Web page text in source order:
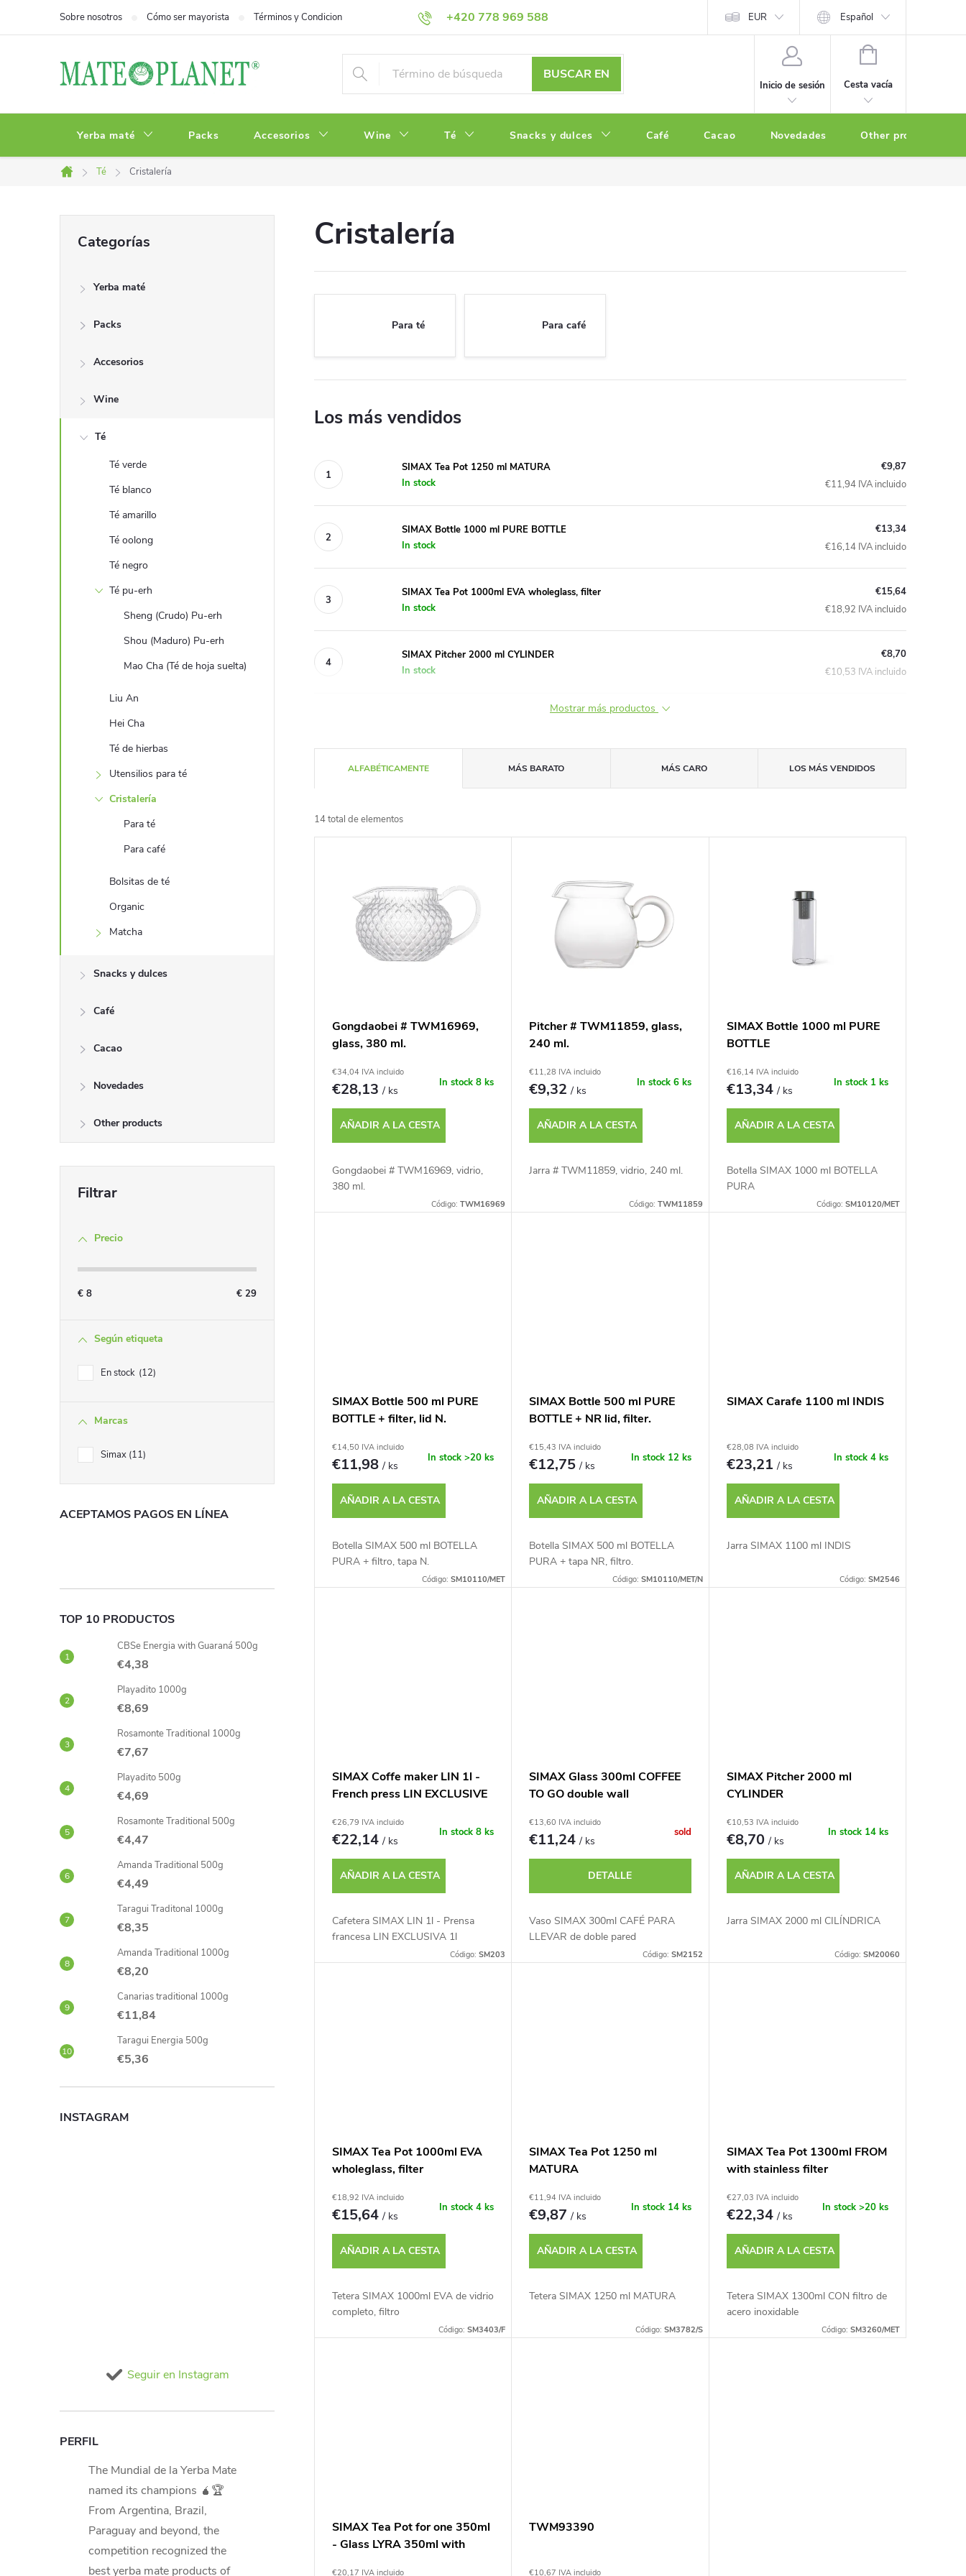
+420 778 969 588
Sobre nosotros Cómo ser mayorista Términos y Condiciones Política de Privacidad EUR Español
BUSCAR EN
Inicio de sesión
CESTA
LA
Cesta vacía
Yerba maté Packs Accesorios Wine Té Snacks y dulces Café Cacao Novedades Other products
Inicio
Té Cristalería
l
categorías
Categorías
Yerba maté
Packs
Accesorios
Wine
Té
Té verde
Té blanco
Té amarillo
Té oolong
Té negro
Té pu-erh
Sheng (Crudo) Pu-erh
Shou (Maduro) Pu-erh
Mao Cha (Té de hoja suelta)
Liu An
Hei Cha
Té de hierbas
Utensilios para té
Cristalería
Para té
Para café
Bolsitas de té
Organic
Matcha
Snacks y dulces
Café
Cacao
Novedades
Other products
Precio
€ 8 € 29
Según etiqueta
En stock 12
Marcas
Simax 11
ACEPTAMOS PAGOS EN LÍNEA
TOP 10 PRODUCTOS
CBSe Energia with Guaraná 500g
€4,38
Playadito 1000g
€8,69
Rosamonte Traditional 1000g
€7,67
Playadito 500g
€4,69
Rosamonte Traditional 500g
€4,47
Amanda Traditional 500g
€4,49
Taragui Traditonal 1000g
€8,35
Amanda Traditional 1000g
€8,20
Canarias traditional 1000g
€11,84
Taragui Energia 500g
€5,36
INSTAGRAM
Seguir en Instagram
PERFIL
The Mundial de la Yerba Mate
named its champions 🧉🏆
From Argentina, Brazil,
Paraguay and beyond, the
competition recognized the
best yerba mate products of
Cristalería
Para té Para café
Los más vendidos
SIMAX Tea Pot 1250 ml MATURA
In stock
€9,87
€11,94 IVA incluido
SIMAX Bottle 1000 ml PURE BOTTLE
In stock
€13,34
€16,14 IVA incluido
SIMAX Tea Pot 1000ml EVA wholeglass, filter
In stock
€15,64
€18,92 IVA incluido
SIMAX Pitcher 2000 ml CYLINDER
In stock
€8,70
€10,53 IVA incluido
Mostrar más productos
l
a
s
ALFABÉTICAMENTE MÁS BARATO MÁS CARO LOS MÁS VENDIDOS
14total de elementos
d
Gongdaobei # TWM16969,
glass, 380 ml.
€34,04 IVA incluido
€28,13/ ks
In stock8 ks
AÑADIR A LA CESTA
Gongdaobei # TWM16969, vidrio,
380 ml.
Código:TWM16969
Pitcher # TWM11859, glass,
240 ml.
€11,28 IVA incluido
€9,32/ ks
In stock 6 ks
AÑADIR A LA CESTA
Jarra # TWM11859, vidrio, 240 ml.
Código: TWM11859
SIMAX Bottle 1000 ml PURE
BOTTLE
€16,14 IVA incluido
€13,34/ ks
In stock 1 ks
AÑADIR A LA CESTA
Botella SIMAX 1000 ml BOTELLA
PURA
Código: SM10120/MET
SIMAX Bottle 500 ml PURE
BOTTLE + filter, lid N.
€14,50 IVA incluido
€11,98/ ks
In stock>20 ks
AÑADIR A LA CESTA
Botella SIMAX 500 ml BOTELLA
PURA + filtro, tapa N.
Código:SM10110/MET
SIMAX Bottle 500 ml PURE
BOTTLE + NR lid, filter.
€15,43 IVA incluido
€12,75/ ks
In stock 12 ks
AÑADIR A LA CESTA
Botella SIMAX 500 ml BOTELLA
PURA + tapa NR, filtro.
Código: SM10110/MET/N
SIMAX Carafe 1100 ml INDIS
€28,08 IVA incluido
€23,21/ ks
In stock 4 ks
AÑADIR A LA CESTA
Jarra SIMAX 1100 ml INDIS
Código: SM2546
SIMAX Coffe maker LIN 1l -
French press LIN EXCLUSIVE
€26,79 IVA incluido
€22,14/ ks
In stock8 ks
AÑADIR A LA CESTA
Cafetera SIMAX LIN 1l - Prensa
francesa LIN EXCLUSIVA 1l
Código:SM203
SIMAX Glass 300ml COFFEE
TO GO double wall
€13,60 IVA incluido
€11,24/ ks
sold
DETALLE
Vaso SIMAX 300ml CAFÉ PARA
LLEVAR de doble pared
Código: SM2152
SIMAX Pitcher 2000 ml
CYLINDER
€10,53 IVA incluido
€8,70/ ks
In stock 14 ks
AÑADIR A LA CESTA
Jarra SIMAX 2000 ml CILÍNDRICA
Código: SM20060
SIMAX Tea Pot 1000ml EVA
wholeglass, filter
€18,92 IVA incluido
€15,64/ ks
In stock4 ks
AÑADIR A LA CESTA
Tetera SIMAX 1000ml EVA de vidrio
completo, filtro
Código:SM3403/F
SIMAX Tea Pot 1250 ml
MATURA
€11,94 IVA incluido
€9,87/ ks
In stock 14 ks
AÑADIR A LA CESTA
Tetera SIMAX 1250 ml MATURA
Código: SM3782/S
SIMAX Tea Pot 1300ml FROM
with stainless filter
€27,03 IVA incluido
€22,34/ ks
In stock >20 ks
AÑADIR A LA CESTA
Tetera SIMAX 1300ml CON filtro de
acero inoxidable
Código: SM3260/MET
SIMAX Tea Pot for one 350ml
- Glass LYRA 350ml with
€20,17 IVA incluido
TWM93390
€10,67 IVA incluido